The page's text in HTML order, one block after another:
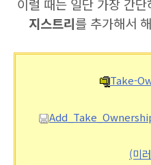
이럴 때는 일단 가장 간단
지스트리를 추가해서
Take-
(미